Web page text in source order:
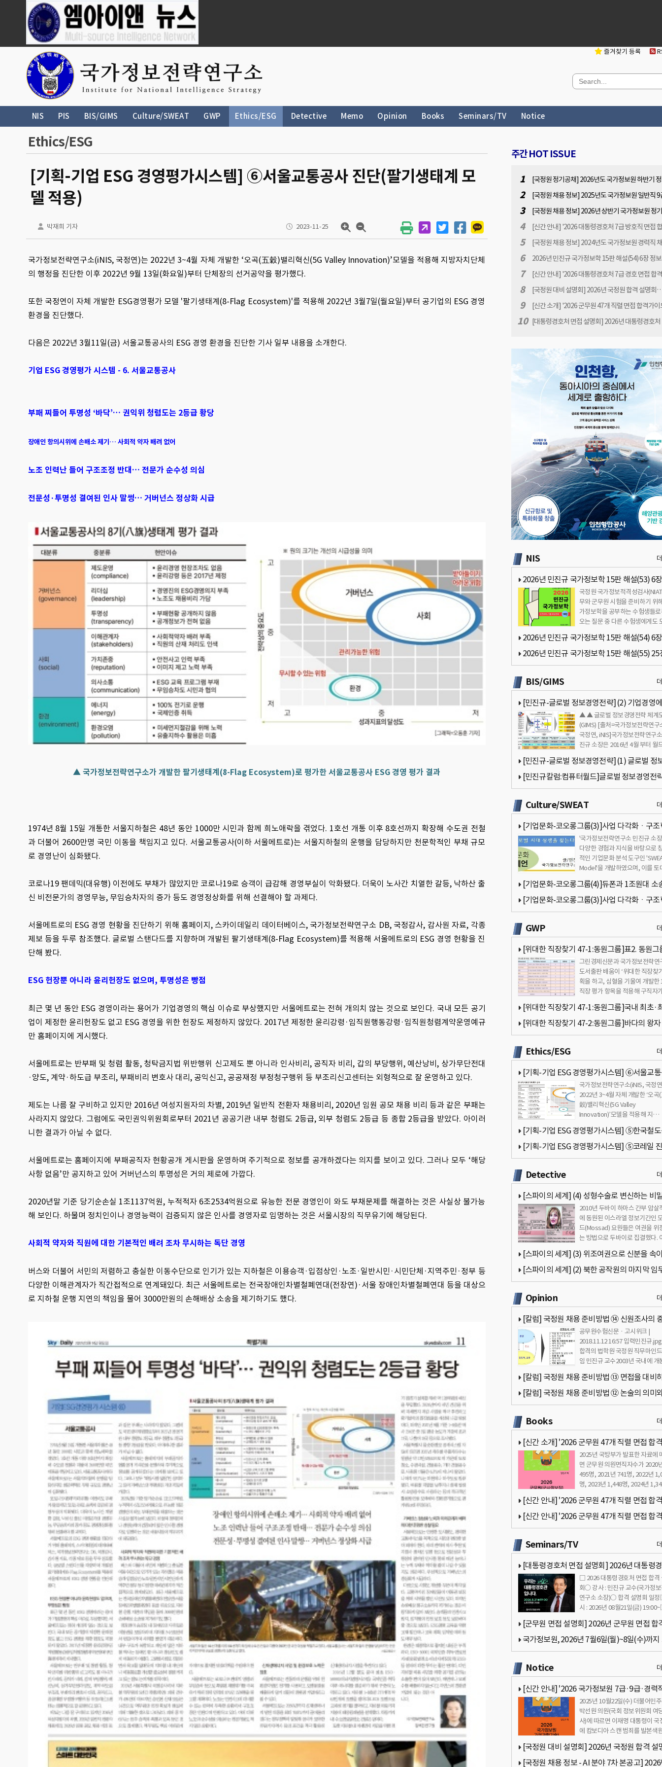
즐겨찾기 등록
NIS PIS BIS/GIMS Culture/SWEAT GWP Ethics/ESG Detective Memo Opinion Books Seminars/TV Notice
Ethics/ESG
[기획-기업 ESG 경영평가시스템] ⑥서울교통공사 진단(팔기생태계 모
델 적용)
박재희 기자 2023-11-25
국가정보전략연구소(iNIS, 국정연)는 2022년 3~4월 자체 개발한 ‘오곡(五穀)밸리혁신(5G Valley Innovation)’모델을 적용해 지방자치단체
의 행정을 진단한 이후 2022년 9월 13일(화요일)부터 단체장의 선거공약을 평가했다.
또한 국정연이 자체 개발한 ESG경영평가 모델 '팔기생태계(8-Flag Ecosystem)'를 적용해 2022년 3월7일(월요일)부터 공기업의 ESG 경영
환경을 진단했다.
다음은 2022년 3월11일(금) 서울교통공사의 ESG 경영 환경을 진단한 기사 일부 내용을 소개한다.
기업 ESG 경영평가 시스템 - 6. 서울교통공사
부패 찌들어 투명성 ‘바닥’… 권익위 청렴도는 2등급 황당
장애인 항의시위에 손배소 제기… 사회적 약자 배려 없어
노조 인력난 들어 구조조정 반대… 전문가 순수성 의심
전문성·투명성 결여된 인사 말썽… 거버넌스 정상화 시급
▲ 국가정보전략연구소가 개발한 팔기생태계(8-Flag Ecosystem)로 평가한 서울교통공사 ESG 경영 평가 결과
1974년 8월 15일 개통한 서울지하철은 48년 동안 1000만 시민과 함께 희노애락을 겪었다. 1호선 개통 이후 8호선까지 확장해 수도권 전철
과 더불어 2600만명 국민 이동을 책임지고 있다. 서울교통공사(이하 서울메트로)는 서울지하철의 운행을 담당하지만 천문학적인 부채 규모
로 경영난이 심화됐다.
코로나19 팬데믹(대유행) 이전에도 부채가 많았지만 코로나19로 승객이 급감해 경영부실이 악화됐다. 더욱이 노사간 치열한 갈등, 낙하산 출
신 비전문가의 경영무능, 무임승차자의 증가 등도 경영정상화를 위해 선결해야 할 과제다.
서울메트로의 ESG 경영 현황을 진단하기 위해 홈페이지, 스카이데일리 데이터베이스, 국가정보전략연구소 DB, 국정감사, 감사원 자료, 각종
제보 등을 두루 참조했다. 글로벌 스탠다드를 지향하며 개발된 팔기생태계(8-Flag Ecosystem)를 적용해 서울메트로의 ESG 경영 현황을 진
단해 봤다.
ESG 헌장뿐 아니라 윤리헌장도 없으며, 투명성은 빵점
최근 몇 년 동안 ESG 경영이라는 용어가 기업경영의 핵심 이슈로 부상했지만 서울메트로는 전혀 개의치 않는 것으로 보인다. 국내 모든 공기
업이 제정한 윤리헌장도 없고 ESG 경영을 위한 헌장도 제정하지 않았다. 2017년 제정한 윤리강령·임직원행동강령·임직원청렴계약운영예규
만 홈페이지에 게시했다.
서울메트로는 반부패 및 청렴 활동, 청탁금지법 위반행위 신고제도 뿐 아니라 인사비리, 공직자 비리, 갑의 부당행위, 예산낭비, 상가무단전대
·양도, 계약·하도급 부조리, 부패비리 변호사 대리, 공익신고, 공공재정 부정청구행위 등 부조리신고센터는 외형적으로 잘 운영하고 있다.
제도는 나름 잘 구비하고 있지만 2016년 여성지원자의 차별, 2019년 일반직 전환자 채용비리, 2020년 임원 공모 채용 비리 등과 같은 부패는
사라지지 않았다. 그럼에도 국민권익위원회로부터 2021년 공공기관 내부 청렴도 2등급, 외부 청렴도 2등급 등 종합 2등급을 받았다. 아이러
니한 결과가 아닐 수 없다.
서울메트로는 홈페이지에 부패공직자 현황공개 게시판을 운영하며 주기적으로 정보를 공개하겠다는 의지를 보이고 있다. 그러나 모두 ‘해당
사항 없음’만 공지하고 있어 거버넌스의 투명성은 거의 제로에 가깝다.
2020년말 기준 당기순손실 1조1137억원, 누적적자 6조2534억원으로 유능한 전문 경영인이 와도 부채문제를 해결하는 것은 사실상 불가능
해 보인다. 하물며 정치인이나 경영능력이 검증되지 않은 인사를 경영자로 임명하는 것은 서울시장의 직무유기에 해당된다.
사회적 약자와 직원에 대한 기본적인 배려 조차 무시하는 독단 경영
버스와 더불어 서민의 저렴하고 충실한 이동수단으로 인기가 있는 지하철은 이용승객·입점상인·노조·일반시민·시민단체·지역주민·정부 등
다양한 이해관계자가 직간접적으로 연계돼있다. 최근 서울메트로는 전국장애인차별철폐연대(전장연)·서울 장애인차별철폐연대 등을 대상으
로 지하철 운행 지연의 책임을 물어 3000만원의 손해배상 소송을 제기하기도 했다.
주간 HOT ISSUE
1
[국정원 정기공채] 2026년도 국가정보원 하반기
채 사전 공고문(원서접수 : 2026.07.13(월). 10:00 ~
2
[국정원 채용 정보] 2025년도 국가정보원 일반직 9
용 공고[2025.11.7(금) 14:00 ~ 11.28(금) 14:00]
3
[국정원 채용 정보] 2026년 상반기 국가정보원 정
공고[원서접수 : 2026.1.12(월) 10:00 ~ 1.30(금)
4
[신간 안내] '2026 대통령경호처 7급 방호직 면접
이드북 -대통령경호처 면접 완벽 대비' 책 표지 안
5
[국정원 채용 정보] 2024년도 국가정보원 경력직
고
6
2026년 민진규 국가정보학 15판 해설(54) 6장 정
서 생산과 배포 관련 질문
7
[신간 안내] '2026 대통령경호처 7급 경호 면접 합
드북 -대통령경호처 면접 완벽 대비' 책 표지 안내
8
[국정원 대비 설명회] 2026년 국정원 합격 설명회
년 07월31일(금) 18:00
9
[신간 소개] '2026 군무원 47개 직렬 면접 합격가이
군무원 면접 완벽 대비' 책 출간 안내
10 [대통령경호처 면접 설명회] 2026년 대통령경호처
NIS
2026년 민진규 국가정보학 15판 해설(53) 6
보보고서 생산과 배포 관련 질문
국정원 국가정보적격성검사
무와 군무원 시험을 준비하기 위
가정보학을 공부하는 수험생들
오는 질문 중 다른 수험생에게도
…
2026년 민진규 국가정보학 15판 해설(54) 6
보보고서 생산과 배포 관련 질문
2026년 민진규 국가정보학 15판 해설(55) 25
BIS/GIMS
[민진규-글로벌 정보경영전략] (2) 기업경영
정보가 필수적으로 요구되는 이유
▲ ▲ 글로벌 정보경영전략 체계
(GIMS) [출처=국가정보전략연구
국정연, iNIS]국가정보전략연구
진규 소장은 2016년 4월 부터 월
[민진규-글로벌 정보경영전략] (1) 글로벌 정
영전략(GIMS)이란 무엇인가?
[민진규칼럼:컴퓨터월드]글로벌 정보경영전
략연구소]
Culture/SWEAT
[기업문화-코오롱그룹(3)]사업 다각화ㆍ구조
진행중…성과는 미진[국가정보전략연구소]
'국가정보전략연구소 민진규 소
다양한 경험과 지식을 바탕으로
적인 기업문화 분석 도구인
Model'을 개발하였으며, 이를 토
[기업문화-코오롱그룹(4)]듀폰과 1조원대 소
과따라 그룹 미래 달려[국가정보전략연구소]
[기업문화-코오롱그룹(3)]사업 다각화ㆍ구조
GWP
[위대한 직장찾기 47-1:동원그룹]표2. 동원그
가대상 기업의 차원별 점수비교[국가정보전략
소]
그린경제신문과 국가정보전략연
도서출판 배움이 ‘위대한 직장찾
획을 하고, 심혈을 기울여 개발한
직장 평가 항목을 적용해 구직자
[위대한 직장찾기 47-1:동원그룹]국내 최초·
의 원양어업기업[국가정보전략연구소]
[위대한 직장찾기 47-2:동원그룹]바다의 왕
소]Ethics/ESG
[기획-기업 ESG 경영평가시스템] ⑥서울교
진단(팔기생태계 모델 적용)국가정보전략연구소(iNIS, 국정
2022년 3~4월 자체 개발한 ‘오곡
穀)밸리혁신(5G Valley
Innovation)’모델을 적용해 지…
[기획-기업 ESG 경영평가시스템] ⑤한국철
(코레일) 진단(팔기생태계 모델 적용)
[기획-기업 ESG 경영평가시스템] ⑤코레일
Detective
[스파이의 세계] (4) 성형수술로 변신하는 비
원
2010년 두바이 하마스 간부 암살
에 동원된 이스라엘 정보기간인
드(Mossad) 요원들은 여권을 위
는 방법으로 두바이로 집결했다.
[스파이의 세계] (3) 위조여권으로 신분을 속
비밀공작원
[스파이의 세계] (2) 북한 공작원의 마지막 임
Opinion
[칼럼] 국정원 채용 준비방법 ⑭ 신원조사의
성과 고려요소 - 민진규 교수(합격의 법학원)
공무원수험신문 · 고시위크 |
2018.11.12 16:57 입력민진규
합격의 법학원 국정원 직무마인
임 민진규 교수2003년 국내에 개
[칼럼] 국정원 채용 준비방법 ⑬ 면접을 대비
자세 - 민진규 교수(합격의 법학원)
[칼럼] 국정원 채용 준비방법 ⑫ 논술의 의미
Books
[신간 소개] '2026 군무원 47개 직렬 면접 합
드북 - 군무원 면접 완벽 대비' 책 출간 안내
2025년 국방부가 발표한 자료에
면 군무원 의원면직자수가 2020
495명, 2021년 741명, 2022년
명, 2023년 1,448명, 2024년
[신간 안내] '2026 군무원 47개 직렬 면접 합
드북 - 군무원 면접 완벽 대비' 책 서문 안내 by
[신간 안내] '2026 군무원 47개 직렬 면접 합
규 Seminars/TV
[대통령경호처 면접 설명회] 2026년 대통령
면접 합격 설명회… 2026년 08월21일(금)
□ 2026 대통령경호처 면접 합격
회○ 강사 : 민진규 교수(국가정
연구소 소장)○ 합격 설명회 일
시 : 2026년 08월21일(금)
[군무원 면접 설명회] 2026년 군무원 면접 합
명회… 2026년 08월12일(수) 18:00
국가정보원, 2026년 7월6일(월)~8일(수)까지
Notice
[신간 안내] '2026 국가정보원 7급·9급·경력
접 합격가이드북 - 국정원 면접 완벽 대비' 소개
2025년 10월22일(수) 더불어민
박선원 의원(국회 정보위원회 여
사)에 따르면 이재명 대통령이 국
에 캄보디아 스캔 범죄를 발본색
[국정원 대비 설명회] 2026년 국정원 합격 설
회… 2026년 07월31일(금) 18:00
[국정원 채용 정보 - AI 분야 7차 본공고]